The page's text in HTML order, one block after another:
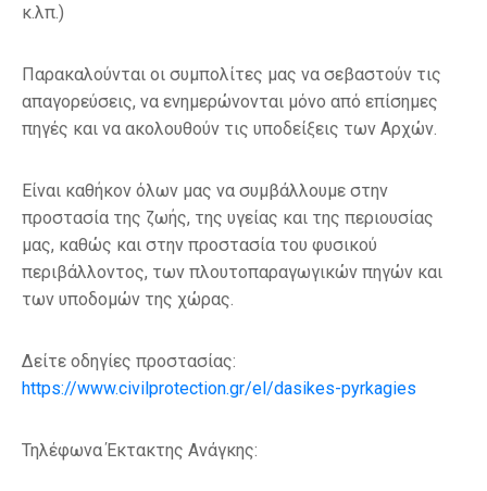
κ.λπ.)
Παρακαλούνται οι συμπολίτες μας να σεβαστούν τις
απαγορεύσεις, να ενημερώνονται μόνο από επίσημες
πηγές και να ακολουθούν τις υποδείξεις των Αρχών.
Είναι καθήκον όλων μας να συμβάλλουμε στην
προστασία της ζωής, της υγείας και της περιουσίας
μας, καθώς και στην προστασία του φυσικού
περιβάλλοντος, των πλουτοπαραγωγικών πηγών και
των υποδομών της χώρας.
Δείτε οδηγίες προστασίας:
https://www.civilprotection.gr/el/dasikes-pyrkagies
Τηλέφωνα Έκτακτης Ανάγκης: